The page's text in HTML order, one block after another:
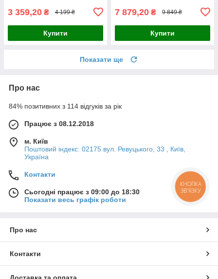
3 359,20 ₴ 4 199 ₴
Купити
7 879,20 ₴ 9 849 ₴
Купити
Показати ще
Про нас
84% позитивних з 114 відгуків за рік
Працює з 08.12.2018
м. Київ
Поштовий індекс: 02175 вул. Ревуцького, 33 , Київ,
Україна
Контакти
Сьогодні працює з 09:00 до 18:30
Показати весь графік роботи
Про нас
Контакти
КНОПКА
ЗВ'ЯЗКУ